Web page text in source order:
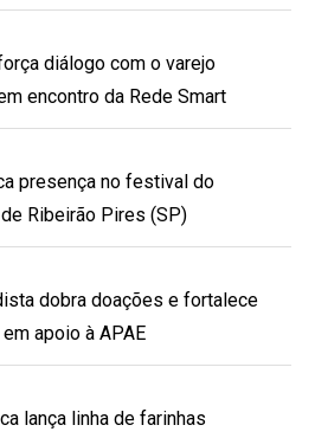
diálogo com o varejo
encontro da Rede Smart
presença no festival do
Ribeirão Pires (SP)
dobra doações e fortalece
apoio à APAE
lança linha de farinhas